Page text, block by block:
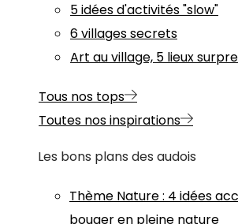
5 idées d'activités "slow"
6 villages secrets
Art au village, 5 lieux
Tous nos tops
Toutes nos inspirations
Les bons plans des audois
Thème Nature: 4 idées
bouger en pleine nature